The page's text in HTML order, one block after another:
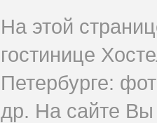
На этой
гостинице
Петербурге:
др. На сайте Вы